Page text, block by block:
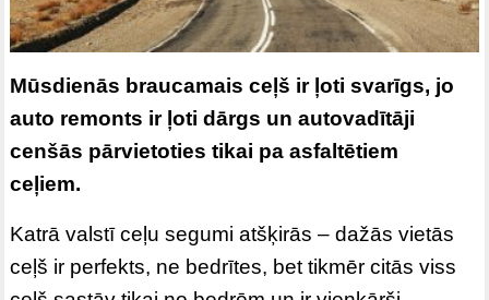
Mūsdienās braucamais ceļš ir ļoti svarīgs, jo
auto remonts ir ļoti dārgs un autovadītāji
cenšās pārvietoties tikai pa asfaltētiem
ceļiem.
Katrā valstī ceļu segumi atšķirās – dažās vietās
ceļš ir perfekts, ne bedrītes, bet tikmēr citās viss